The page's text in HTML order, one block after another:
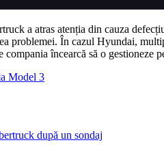
a atras atenția din cauza
problemei. În cazul Hyundai,
compania încearcă să o
Model 3